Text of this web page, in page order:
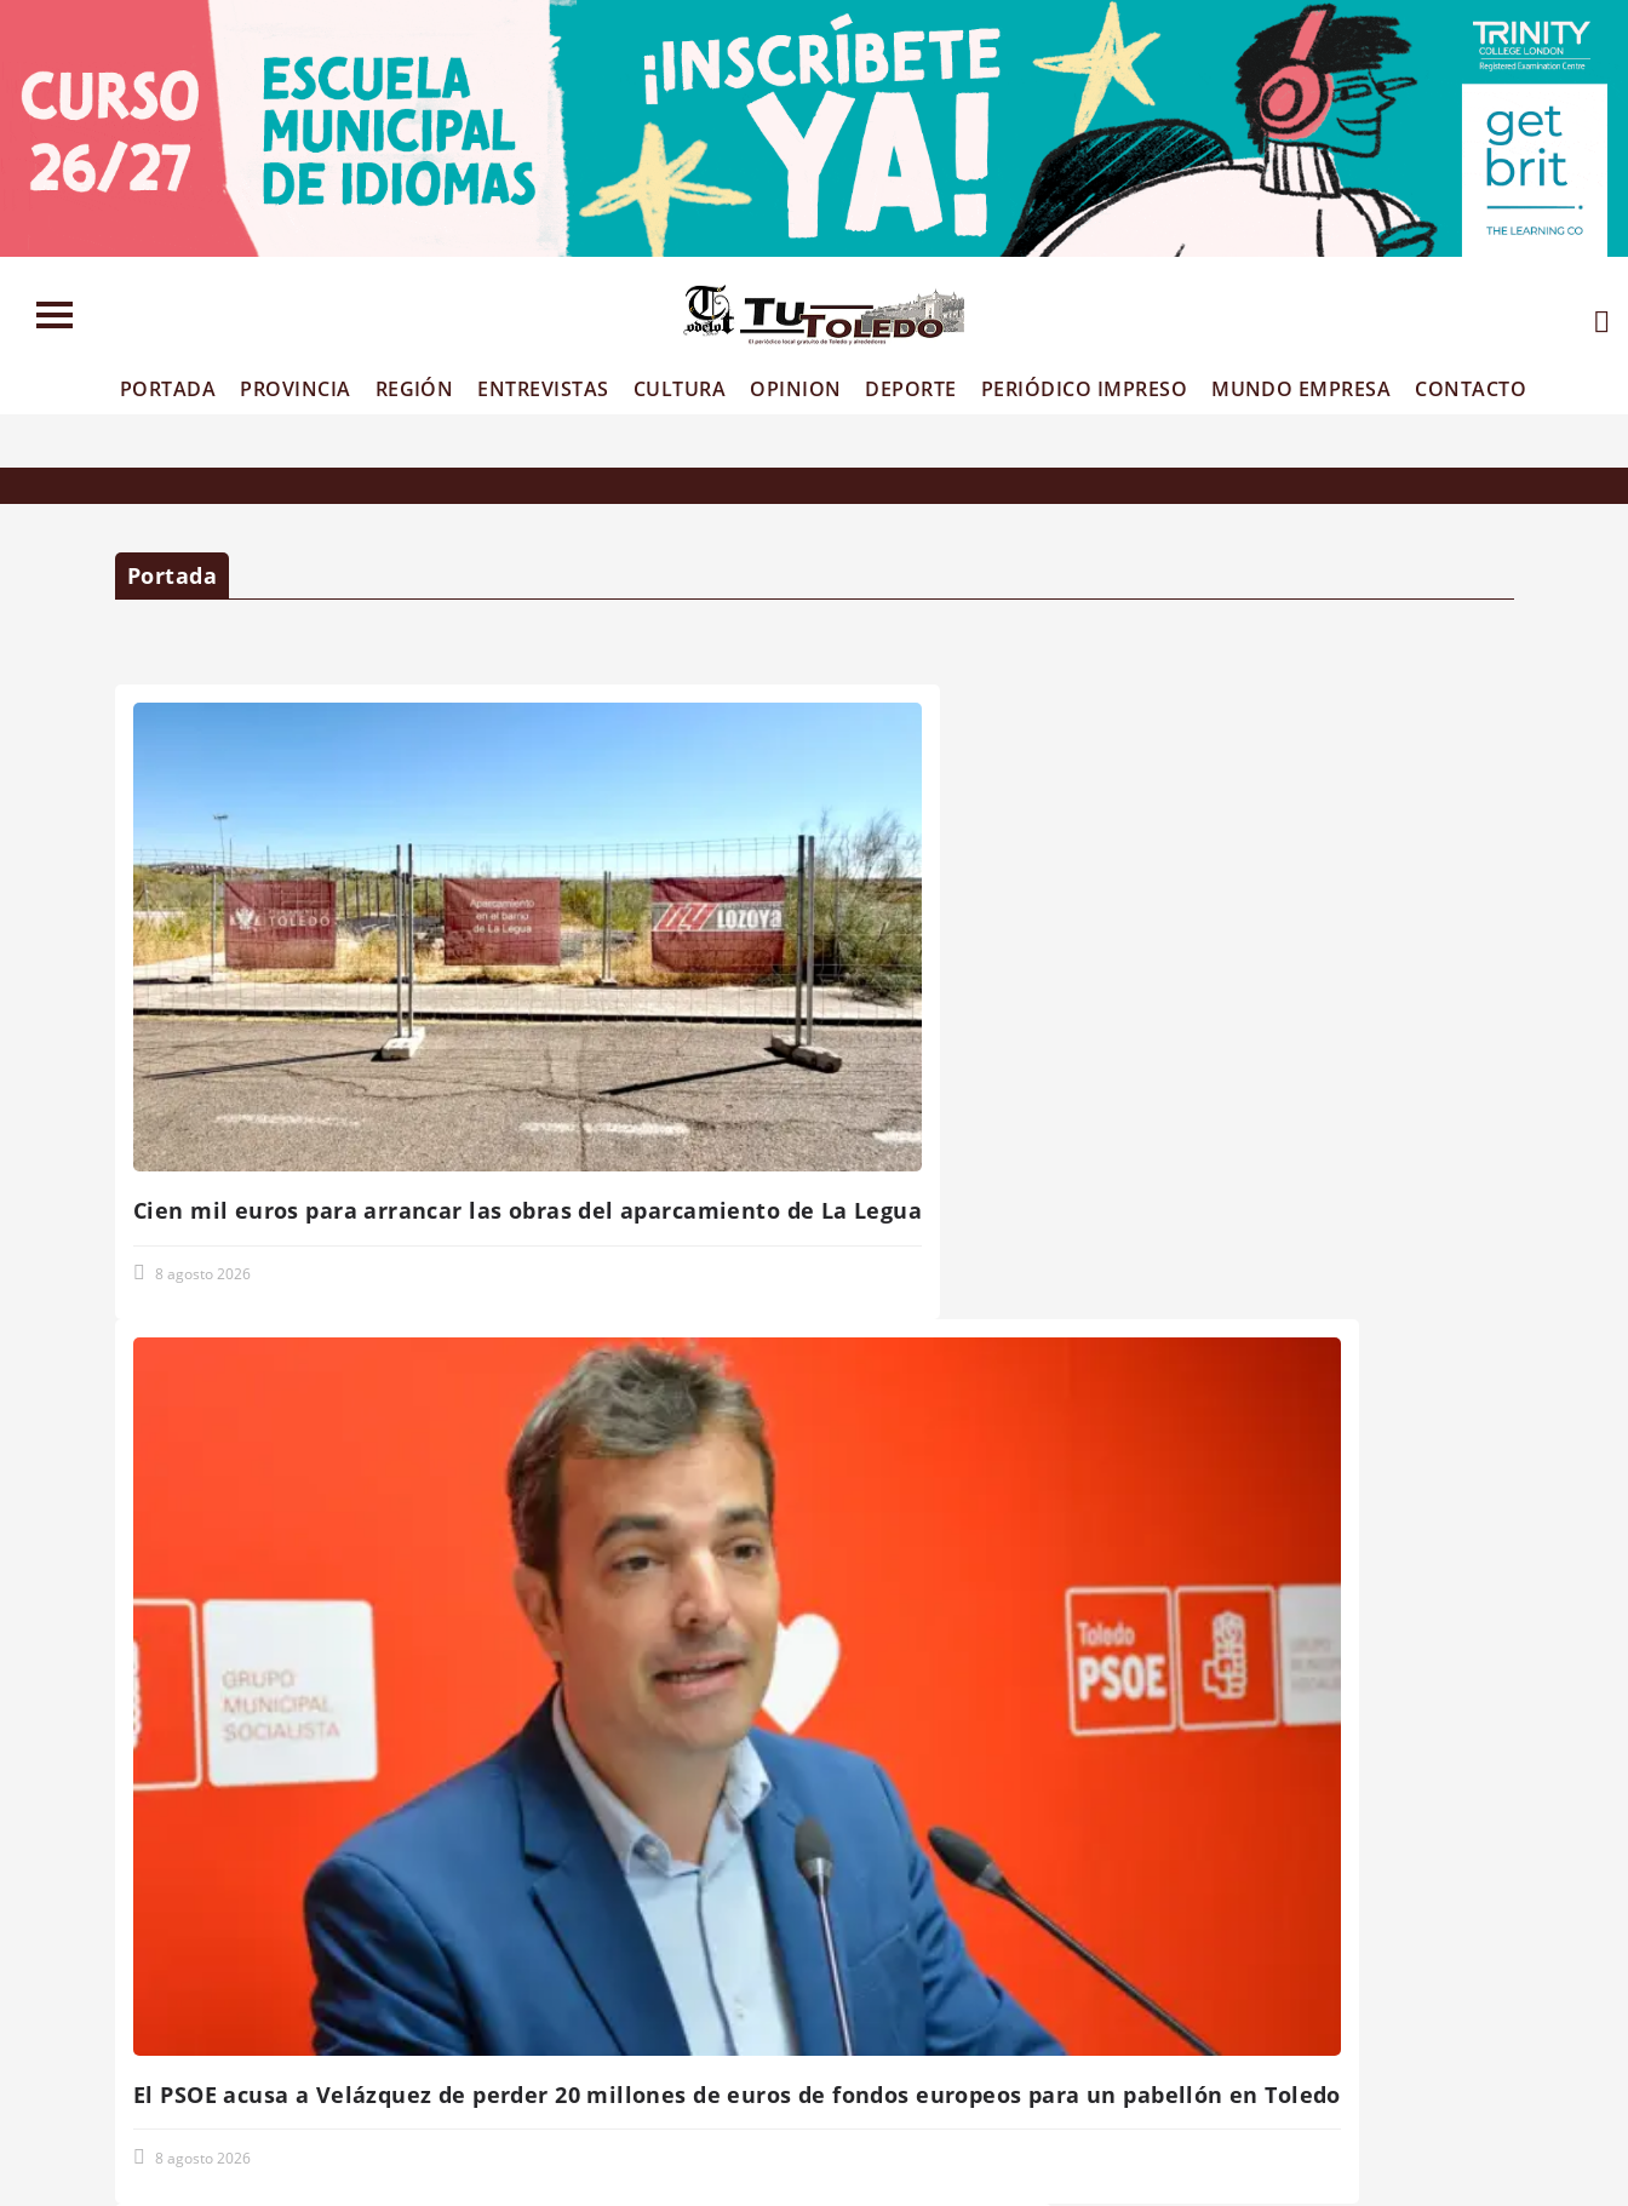
Tu
Toledo
PORTADA PROVINCIA REGIÓN ENTREVISTAS CULTURA OPINION DEPORTE PERIÓDICO IMPRESO MUNDO EMPRESA CONTACTO
Portada
Cien mil euros para arrancar las obras del aparcamiento de La Legua
8 agosto 2026
El PSOE acusa a Velázquez de perder 20 millones de euros de fondos europeos para un pabellón en Toledo
8 agosto 2026